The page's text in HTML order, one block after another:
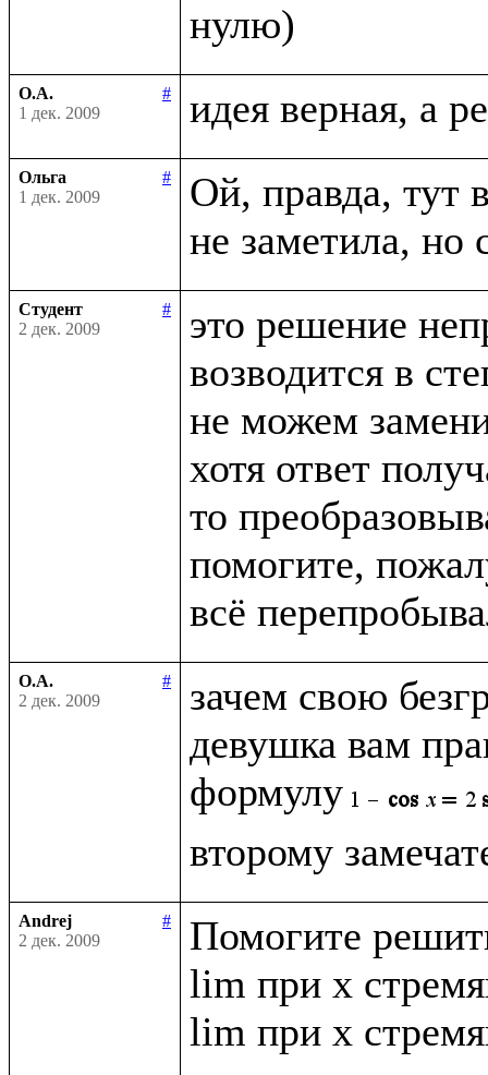
О.А.
#
1 дек. 2009
Ольга
#
1 дек. 2009
Ой, правда, тут
Студент
#
2 дек. 2009
это решение
возводится в
не можем
хотя ответ
то
помогите,
О.А.
#
2 дек. 2009
зачем свою
девушка вам
формулу
Andrej
#
2 дек. 2009
Помогите
lim при x